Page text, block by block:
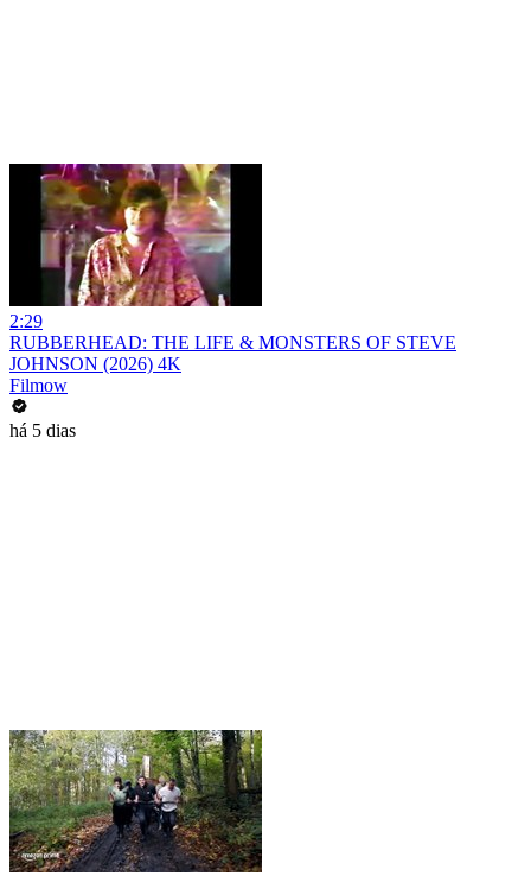
2:29
RUBBERHEAD: THE LIFE & MONSTERS OF STEVE
JOHNSON (2026) 4K
Filmow
há 5 dias